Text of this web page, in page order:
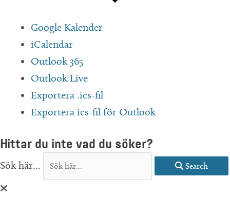
Google Kalender
iCalendar
Outlook 365
Outlook Live
Exportera .ics-fil
Exportera ics-fil för Outlook
Hittar du inte vad du söker?
Sök här... Search